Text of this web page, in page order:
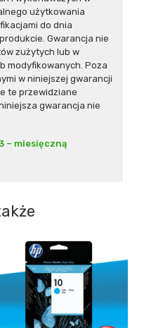
użytkowania
do dnia
Gwarancja nie
zużytych lub w
modyfikowanych. Poza
w niniejszej gwarancji
te przewidziane
gwarancja nie
– miesięczną